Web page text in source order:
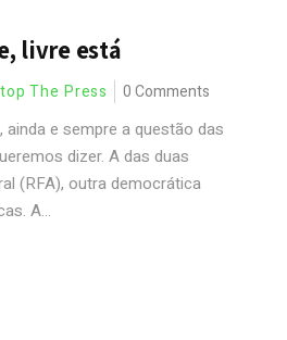
livre está
The Press 0 Comments
e sempre a questão das
dizer. A das duas
(RFA), outra democrática
A...